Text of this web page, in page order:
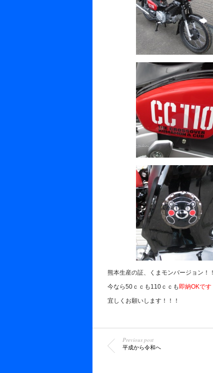
熊本生産の証、くまモンバージョン！！
今なら50ｃｃも110ｃｃも 即納OKです
宜しくお願いします！！！
Previous post
平成から令和へ